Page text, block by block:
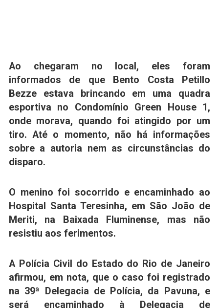
Ao chegaram no local, eles foram
informados de que Bento Costa Petillo
Bezze estava
brincando em uma quadra
esportiva no Condomínio Green House 1,
onde morava, quando foi atingido por um
tiro. Até o momento, não há informações
sobre a autoria nem as circunstâncias do
disparo.
O menino foi socorrido e encaminhado ao
Hospital Santa Teresinha, em São João de
Meriti, na Baixada Fluminense, mas não
resistiu aos ferimentos.
A Polícia Civil do Estado do Rio de Janeiro
afirmou, em nota, que o caso foi registrado
na 39ª Delegacia de Polícia, da Pavuna, e
será encaminhado à Delegacia de